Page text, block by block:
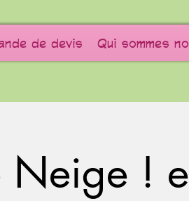
de devis Qui sommes
Neige !